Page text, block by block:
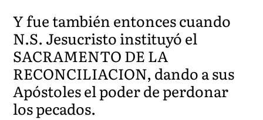
Y fue también entonces cuando
N.S. Jesucristo instituyó el
SACRAMENTO DE LA
RECONCILIACION, dando a sus
Apóstoles el poder de perdonar
los pecados.